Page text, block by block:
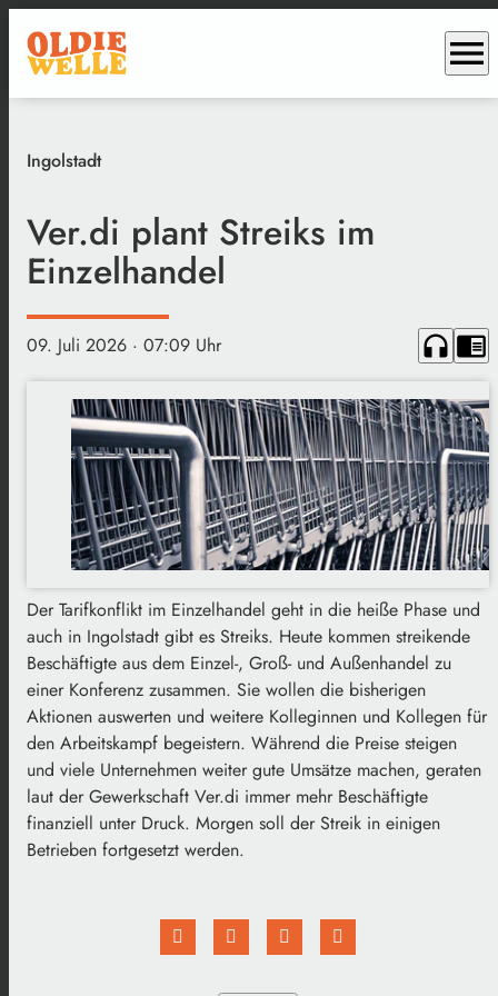
menu
Ingolstadt
Ver.di plant Streiks im
Einzelhandel
09. Juli 2026 · 07:09 Uhr headphones chrome_reader_mode
Der Tarifkonflikt im Einzelhandel geht in die heiße Phase und
auch in Ingolstadt gibt es Streiks. Heute kommen streikende
Beschäftigte aus dem Einzel-, Groß- und Außenhandel zu
einer Konferenz zusammen. Sie wollen die bisherigen
Aktionen auswerten und weitere Kolleginnen und Kollegen für
den Arbeitskampf begeistern. Während die Preise steigen
und viele Unternehmen weiter gute Umsätze machen, geraten
laut der Gewerkschaft Ver.di immer mehr Beschäftigte
finanziell unter Druck. Morgen soll der Streik in einigen
Betrieben fortgesetzt werden.